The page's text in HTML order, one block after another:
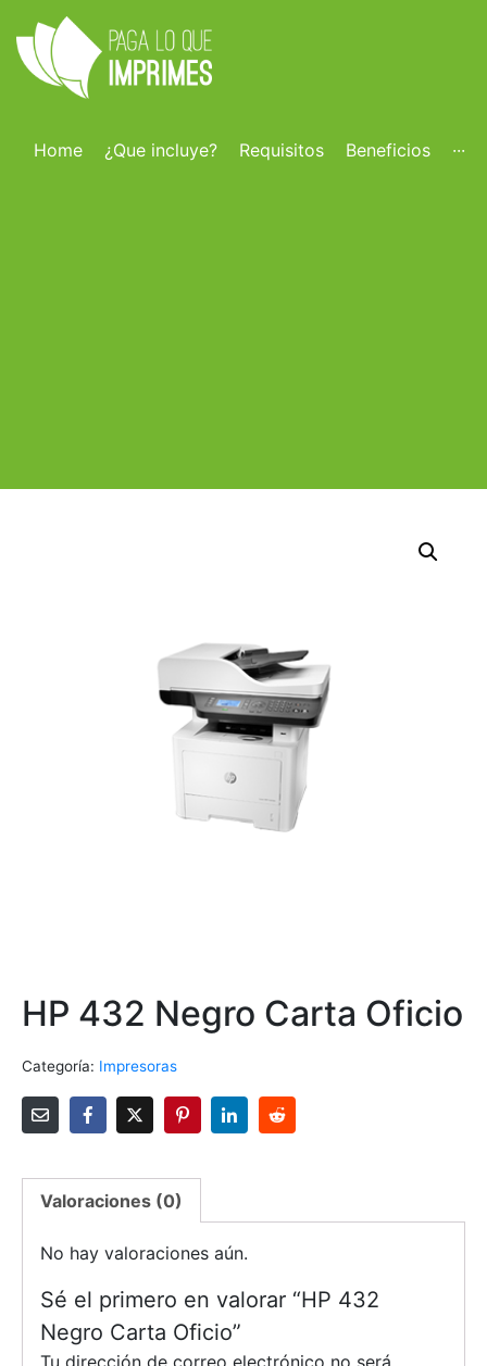
Home ¿Que incluye? Requisitos Beneficios ···
HP 432 Negro Carta Oficio
Categoría: Impresoras
Valoraciones (0)
No hay valoraciones aún.
Sé el primero en valorar “HP 432
Negro Carta Oficio”